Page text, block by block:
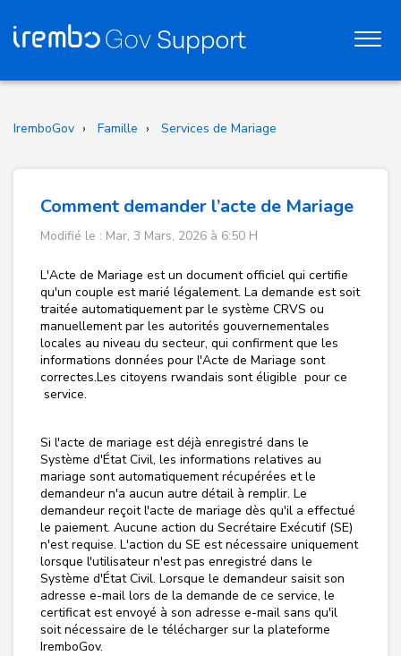
IremboGov Famille Services de Mariage
Comment demander l’acte de Mariage
Modifié le : Mar, 3 Mars, 2026 à 6:50 H
L'Acte de Mariage est un document officiel qui certifie
qu'un couple est marié légalement. La demande est soit
traitée automatiquement par le système CRVS ou
manuellement par les autorités gouvernementales
locales au niveau du secteur, qui confirment que les
informations données pour l'Acte de Mariage sont
correctes.Les citoyens rwandais sont éligible pour ce
service.
Si l'acte de mariage est déjà enregistré dans le
Système d'État Civil, les informations relatives au
mariage sont automatiquement récupérées et le
demandeur n'a aucun autre détail à remplir. Le
demandeur reçoit l'acte de mariage dès qu'il a effectué
le paiement. Aucune action du Secrétaire Exécutif (SE)
n'est requise. L'action du SE est nécessaire uniquement
lorsque l'utilisateur n'est pas enregistré dans le
Système d'État Civil. Lorsque le demandeur saisit son
adresse e-mail lors de la demande de ce service, le
certificat est envoyé à son adresse e-mail sans qu'il
soit nécessaire de le télécharger sur la plateforme
IremboGov.